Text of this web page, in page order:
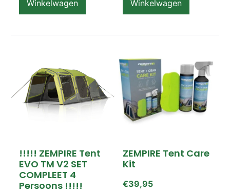
Winkelwagen Winkelwagen
!!!!! ZEMPIRE Tent
EVO TM V2 SET
COMPLEET 4
Persoons !!!!!
ZEMPIRE Tent Care
Kit
€39,95